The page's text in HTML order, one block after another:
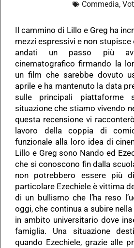
Commedia,
Il cammino di Lillo e Greg ha
mezzi espressivi e non stupisce
andati un passo più
cinematografico firmando la
un film che sarebbe dovuto
aprile e ha mantenuto la data
sulle principali piattaforme
situazione che stiamo vivendo
questa recensione vi
lavoro della coppia di
funzionale alla loro idea di
Lillo e Greg sono Nando ed
che si conoscono fin dalla
non potrebbero essere più
particolare Ezechiele è vittima
di un bullismo che l’ha reso
oggi, che continua a subire
in ambito universitario dove
famiglia. Una situazione
quando Ezechiele, grazie alle